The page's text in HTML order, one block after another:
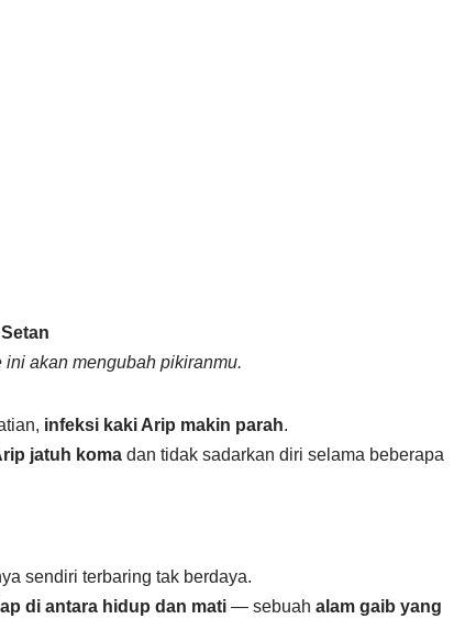
akan mengubah pikiranmu.
infeksi kaki Arip makin parah.
jatuh koma dan tidak sadarkan diri selama beberapa
sendiri terbaring tak berdaya.
di antara hidup dan mati — sebuah alam gaib yang